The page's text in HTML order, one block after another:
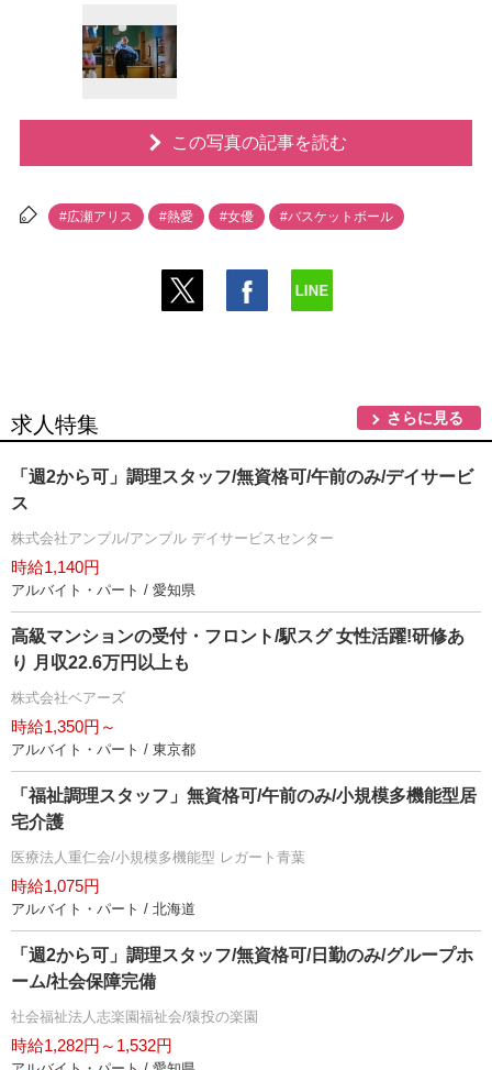
この写真の記事を読む
#広瀬アリス #熱愛 #女優 #バスケットボール
求人特集 さらに見る
「週2から可」調理スタッフ/無資格可/午前のみ/デイサービ
ス
株式会社アンプル/アンプル デイサービスセンター
時給1,140円
アルバイト・パート / 愛知県
高級マンションの受付・フロント/駅スグ 女性活躍!研修あ
り 月収22.6万円以上も
株式会社ベアーズ
時給1,350円～
アルバイト・パート / 東京都
「福祉調理スタッフ」無資格可/午前のみ/小規模多機能型居
宅介護
医療法人重仁会/小規模多機能型 レガート青葉
時給1,075円
アルバイト・パート / 北海道
「週2から可」調理スタッフ/無資格可/日勤のみ/グループホ
ーム/社会保障完備
社会福祉法人志楽園福祉会/猿投の楽園
時給1,282円～1,532円